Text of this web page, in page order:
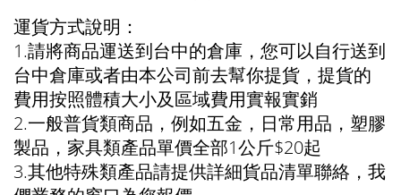
運貨方式說明：
1.請將商品運送到台中的倉庫，您可以自行送到
台中倉庫或者由本公司前去幫你提貨，提貨的
費用按照體積大小及區域費用實報實銷
2.一般普貨類商品，例如五金，日常用品，塑膠
製品，家具類產品單價全部1公斤$20起
3.其他特殊類產品請提供詳細貨品清單聯絡，我